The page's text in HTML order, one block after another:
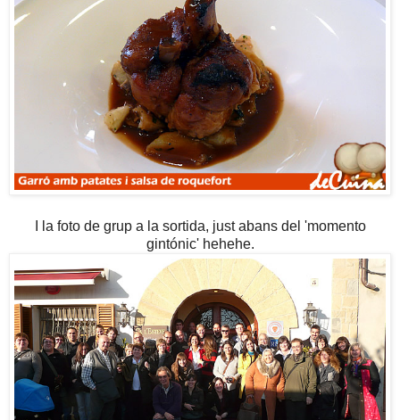
I la foto de grup a la sortida, just abans del 'momento
gintónic' hehehe.